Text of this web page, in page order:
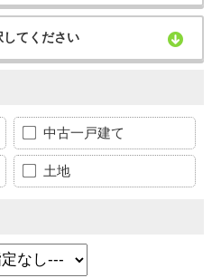
てください
中古一戸建て
土地